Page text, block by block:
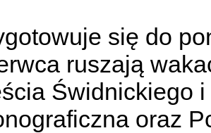
się do
ruszają
Świdnickiego
oraz